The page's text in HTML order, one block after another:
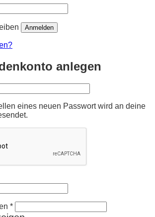
Anmelden
anlegen
eines neuen Passwort wird an deine
*